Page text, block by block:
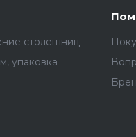
столешниц
упаковка